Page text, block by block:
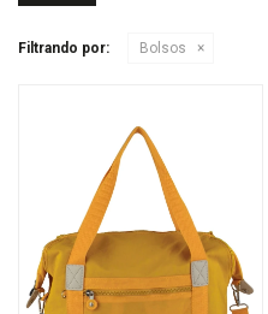
Filtrando por: Bolsos